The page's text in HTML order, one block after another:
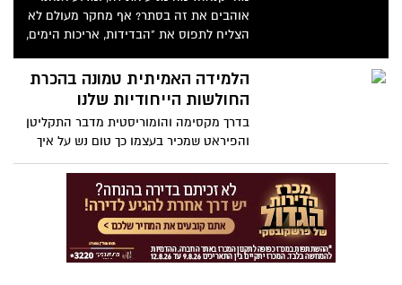
אוהבים את זה בסתר? אף מחקר מעולם לא
הצליח לתפוס את "הבדידות, אריכות הימים,
בדיוני. במדיטציה רהוטה היא סורקת דפים
מהספרות כדי להראות עד כמה הקנאה אינה
שונה כל כך מחיפוש אחר ידע.
הלמידה האמיתית טמונה בהכרת
החולשות הייחודיות שלנו
בדרך מקסימה והומוריסטית מדבר התקליטן
והפיראט שמכיר בעצמו כך טום נש על איך
התמודדות בסבלנות עם המצוקה שלו גרמה
לשאפתנות ופרגמטיות בחייו בהארה , בדרך
לא צפויה . "לכולנו יש חולשות ייחודיות," הוא
אומר . "אם אתם כנים בלהכיר בהם , אנו
יכולים ללמוד את הדרך הטובה ביותר לצלוח
אותם." צפו בהרצאה המרתקת והמצחיקה